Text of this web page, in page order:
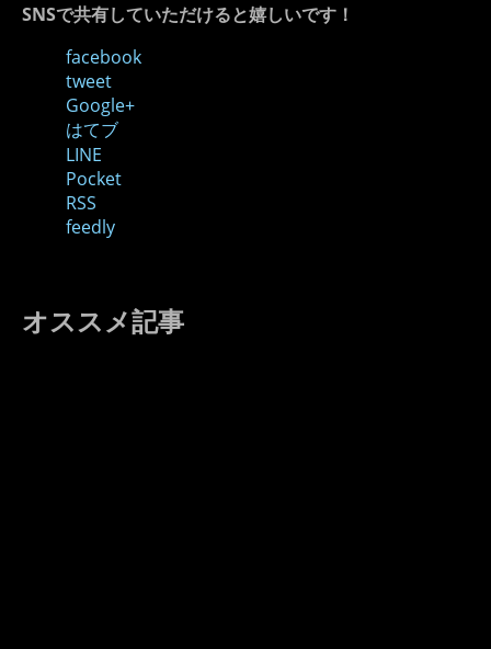
SNSで共有していただけると嬉しいです！
facebook
tweet
Google+
はてブ
LINE
Pocket
RSS
feedly
オススメ記事